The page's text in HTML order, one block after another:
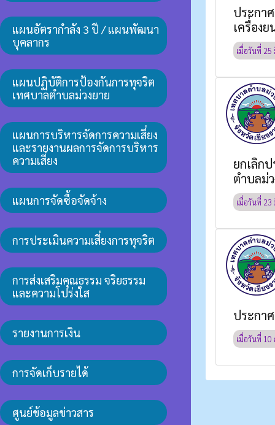
แผนอัตรากำลัง 3 ปี / แผนพัฒนา
บุคลากร
แผนปฏิบัติการป้องกันการทุจริต
เทศบาลตำบลม่วงยาย
แผนการบริหารจัดการความเสี่ยง
และรายงานผลการจัดการบริหาร
ความเสี่ยง
แผนการจัดซื้อจัดจ้าง
การประเมินความเสี่ยงการทุจริต
การส่งเสริมคุณธรรม จริยธรรม
และความโปร่งใส
รายงานการเงิน
การจัดเก็บรายได้
ศูนย์ข้อมูลข่าวสาร
ประกา
เครื่อง
เมื่อวันที่ 25
ยกเลิก
ตำบลม่
เมื่อวันที่ 23
ประกา
เมื่อวันที่ 10